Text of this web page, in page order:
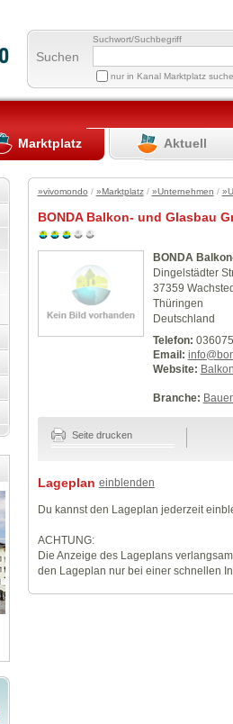
Suchen
Suchwort/Suchbegriff
nur in Kanal Marktplatz
Marktplatz Aktuell
»vivomondo / »Marktplatz/ »Unternehmen /
BONDA Balkon- und Glasbau
BONDA
Dingelstädter
37359
Thüringen
Deutschland
Telefon:
Email:
Website:
Branche:
Seite drucken
Lageplan einblenden
Du kannst den Lageplan jederzeit
ACHTUNG:
Die Anzeige des Lageplans
den Lageplan nur bei einer schnellen